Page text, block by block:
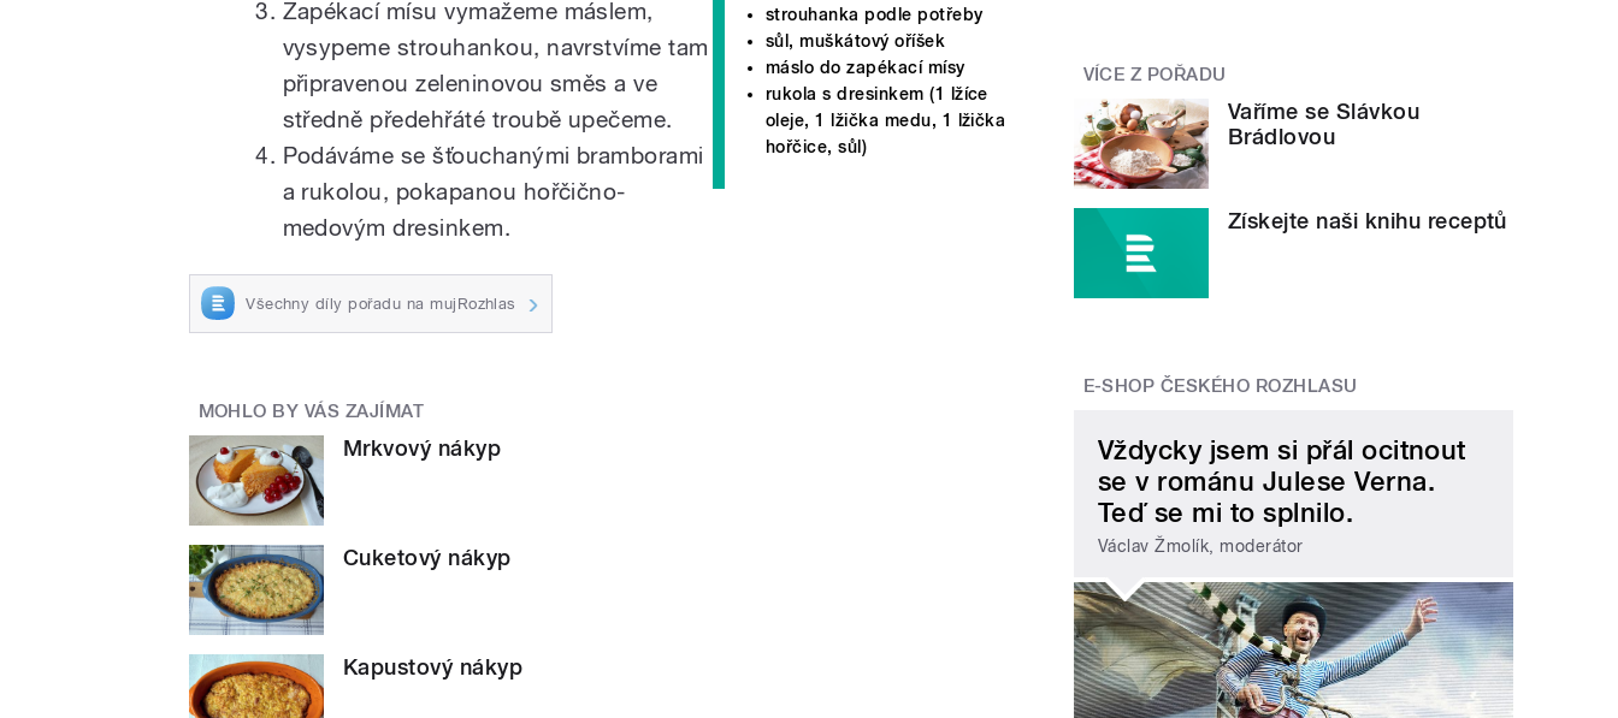
strouhanka podle potřeby
sůl, muškátový oříšek
máslo do zapékací mísy
rukola s dresinkem (1 lžíce
oleje, 1 lžička medu, 1 lžička
hořčice, sůl)
Zapékací mísu vymažeme máslem,
vysypeme strouhankou, navrstvíme tam
připravenou zeleninovou směs a ve
středně předehřáté troubě upečeme.
Podáváme se šťouchanými bramborami
a rukolou, pokapanou hořčično-
medovým dresinkem.
Všechny díly pořadu na mujRozhlas
MOHLO BY VÁS ZAJÍMAT
Mrkvový nákyp
Cuketový nákyp
Kapustový nákyp
VÍCE Z POŘADU
Vaříme se Slávkou
Brádlovou
Získejte naši knihu receptů
E-SHOP ČESKÉHO ROZHLASU
Vždycky jsem si přál ocitnout
se v románu Julese Verna.
Teď se mi to splnilo.
Václav Žmolík, moderátor